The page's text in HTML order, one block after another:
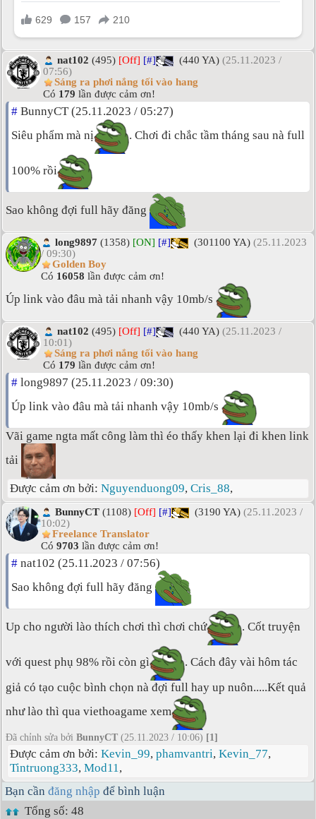
nat102 (495) [Off] [#] (440 YA) (25.11.2023 /
07:56)
Sáng ra phơi nắng tối vào hang
Có 179 lần được cảm ơn!
# BunnyCT (25.11.2023 / 05:27)
Siêu phẩm mà nị
. Chơi đi chắc tầm tháng sau nà full
100% rồi
Sao không đợi full hãy đăng
long9897 (1358) [ON] [#] (301100 YA) (25.11.2023
/ 09:30)
Golden Boy
Có 16058 lần được cảm ơn!
Úp link vào đâu mà tải nhanh vậy 10mb/s
nat102 (495) [Off] [#] (440 YA) (25.11.2023 /
10:01)
Sáng ra phơi nắng tối vào hang
Có 179 lần được cảm ơn!
# long9897 (25.11.2023 / 09:30)
Úp link vào đâu mà tải nhanh vậy 10mb/s
Vãi game ngta mất công làm thì éo thấy khen lại đi khen link
tải
Được cảm ơn bởi: Nguyenduong09, Cris_88,
BunnyCT (1108) [Off] [#] (3190 YA) (25.11.2023 /
10:02)
Freelance Translator
Có 9703 lần được cảm ơn!
# nat102 (25.11.2023 / 07:56)
Sao không đợi full hãy đăng
Up cho người lào thích chơi thì chơi chứ . Cốt truyện
với quest phụ 98% rồi còn gì
. Cách đây vài hôm tác
giả có tạo cuộc bình chọn nà đợi full hay up nuôn.....Kết quả
như lào thì qua viethoagame xem
Đã chỉnh sửa bởi BunnyCT (25.11.2023 / 10:06) [1]
Được cảm ơn bởi: Kevin_99, phamvantri, Kevin_77,
Tintruong333, Mod11 ,
Bạn cần đăng nhập để bình luận
Tổng số: 48